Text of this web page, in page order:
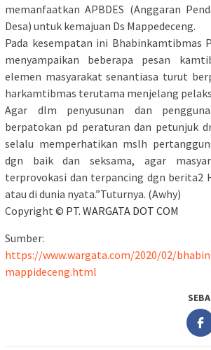
memanfaatkan APBDES (Anggaran
Desa) untuk kemajuan Ds Mappedeceng.
Pada kesempatan ini Bhabinkamtibmas
menyampaikan beberapa pesan
elemen masyarakat senantiasa turut
harkamtibmas terutama menjelang
Agar dlm penyusunan dan
berpatokan pd peraturan dan petunjuk
selalu memperhatikan mslh
dgn baik dan seksama, agar
terprovokasi dan terpancing dgn berita2
atau di dunia nyata.”Tuturnya. (Awhy)
Copyright © PT. WARGATA DOT COM
Sumber:
https://www.wargata.com/2020/02/
mappideceng.html